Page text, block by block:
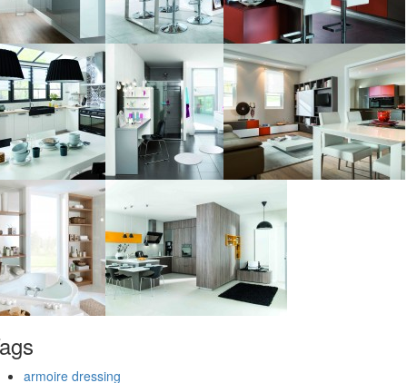
armoire dressing